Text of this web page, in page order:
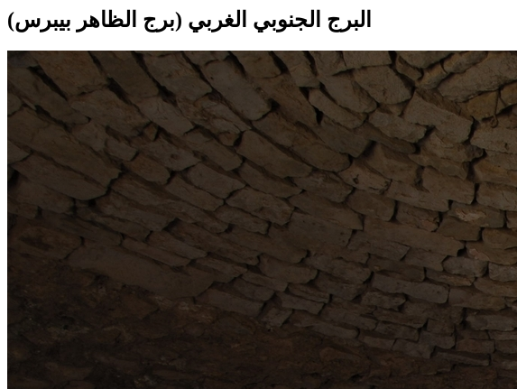
البرج الجنوبي الغربي (برج الظاهر بيبرس)